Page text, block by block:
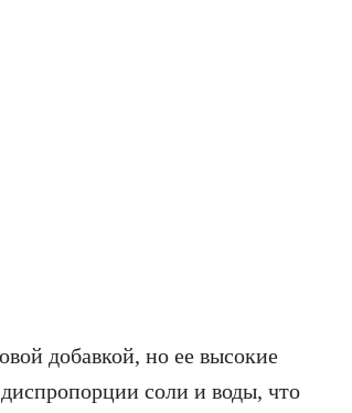
добавкой, но ее высокие
соли и воды, что